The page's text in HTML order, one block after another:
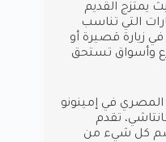
يمتزج القديم
التي تناسب
زيارة قصيرة أو
وأسواق تستحق
المصري في إمينونو
تقدم
كل شيء من